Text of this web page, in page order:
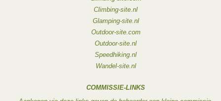
Climbing-site.nl
Glamping-site.nl
Outdoor-site.com
Outdoor-site.nl
Speedhiking.nl
Wandel-site.nl
COMMISSIE-LINKS